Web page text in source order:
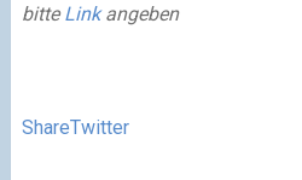
bitteLinkangeben
ShareTwitter